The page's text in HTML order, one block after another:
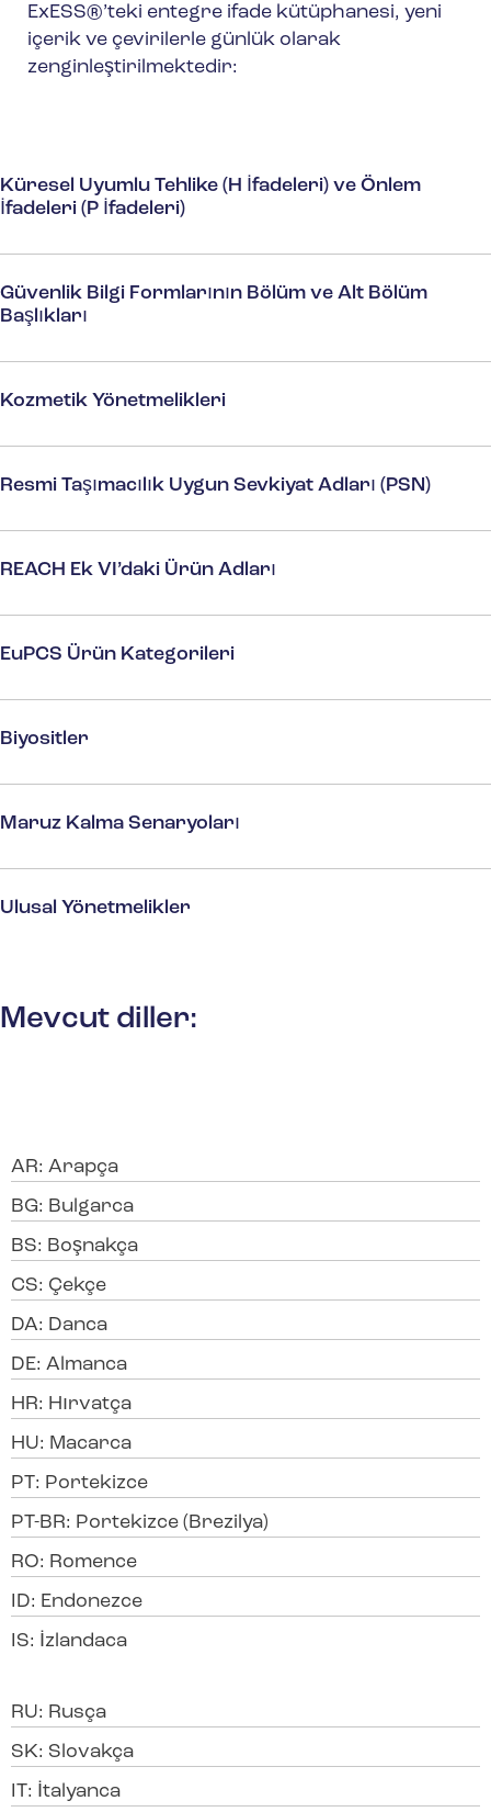
Küresel Uyumlu Tehlike (H İfadeleri) ve Önlem
İfadeleri (P İfadeleri)
Güvenlik Bilgi Formlarının Bölüm ve Alt Bölüm
Başlıkları
Kozmetik Yönetmelikleri
Resmi Taşımacılık Uygun Sevkiyat Adları (PSN)
REACH Ek VI’daki Ürün Adları
EuPCS Ürün Kategorileri
Biyositler
Maruz Kalma Senaryoları
Ulusal Yönetmelikler
ExESS®’teki entegre ifade kütüphanesi, yeni
içerik ve çevirilerle günlük olarak
zenginleştirilmektedir:
Mevcut diller:
AR: Arapça
BG: Bulgarca
BS: Boşnakça
CS: Çekçe
DA: Danca
DE: Almanca
HR: Hırvatça
HU: Macarca
PT: Portekizce
PT-BR: Portekizce (Brezilya)
RO: Romence
ID: Endonezce
IS: İzlandaca
RU: Rusça
SK: Slovakça
IT: İtalyanca